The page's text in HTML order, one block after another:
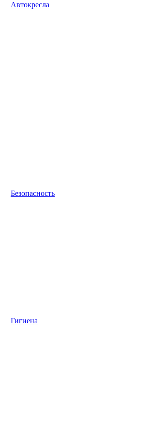
Автокресла
Безопасность
Гигиена